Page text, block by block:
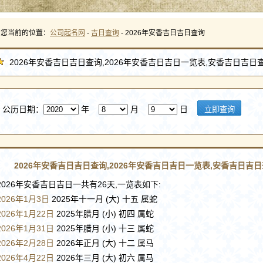
您当前的位置： 公司起名网 - 吉日查询 - 2026年安香吉日吉日查询
2026年安香吉日吉日查询,2026年安香吉日吉日一览表,安香吉日吉日
公历日期： 年 月 日
2026年安香吉日吉日查询,2026年安香吉日吉日一览表,安香吉日吉
年安香吉日吉日一共有26天,一览表如下:
年1月3日 2025年十一月 (大) 十五 属蛇
年1月22日 2025年腊月 (小) 初四 属蛇
年1月31日 2025年腊月 (小) 十三 属蛇
年2月28日 2026年正月 (大) 十二 属马
年4月22日 2026年三月 (大) 初六 属马